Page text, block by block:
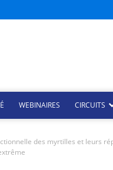
WEBINAIRES CIRCUITS
des myrtilles et leurs